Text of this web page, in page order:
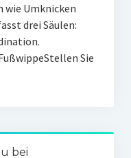
wie Umknicken
drei Säulen:
Sie
bei